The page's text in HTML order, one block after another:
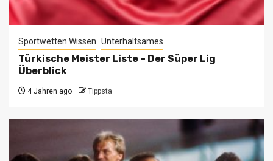
Sportwetten Wissen Unterhaltsames
Türkische Meister Liste – Der Süper Lig
Überblick
4 Jahren ago Tippsta